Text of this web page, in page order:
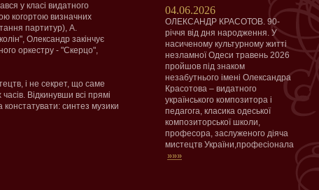
04.06.2026
ОЛЕКСАНДР КРАСОТОВ. 90-
річчя від дня народження. У
насиченому культурному житті
незламної Одеси травень 2026
пройшов під знаком
незабутнього імені Олександра
Красотова – видатного
українського композитора і
педагога, класика одеської
композиторської школи,
професора, заслуженого діяча
мистецтв України,професіонала
»»»
у класі видатного
когортою визначних
партитур), А.
Олександр закінчує
оркестру - "Скерцо",
і не секрет, що саме
Відкинувши всі прямі
синтез музики